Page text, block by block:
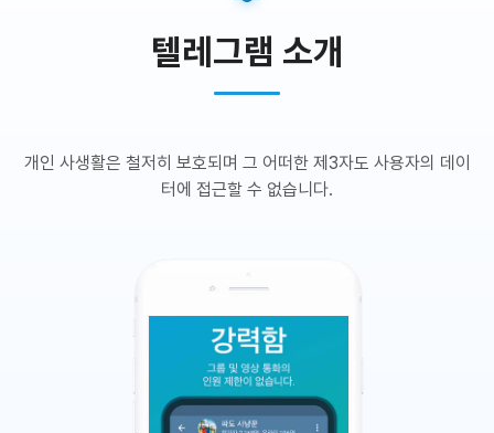
텔레그램 소개
개인 사생활은 철저히 보호되며 그 어떠한 제3자도 사용자의 데이
터에 접근할 수 없습니다.